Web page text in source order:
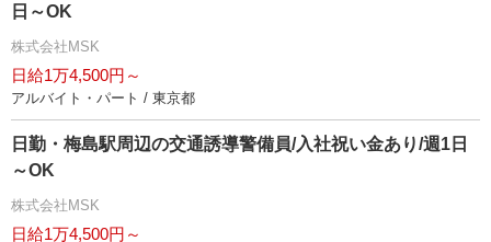
日～OK
株式会社MSK
日給1万4,500円～
アルバイト・パート / 東京都
日勤・梅島駅周辺の交通誘導警備員/入社祝い金あり/週1日
～OK
株式会社MSK
日給1万4,500円～